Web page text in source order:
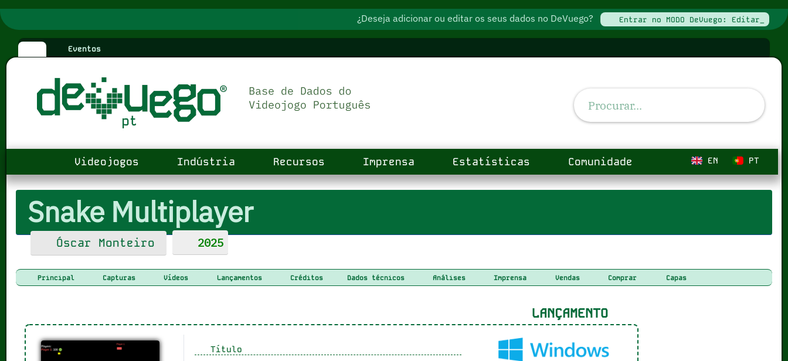
¿Deseja adicionar ou editar os seus dados no DeVuego? Entrar no MODO DeVuego: Editar_
Eventos
Videojogos Indústria Recursos Imprensa Estatísticas Comunidade PT
EN
Snake Multiplayer
Óscar Monteiro 2025
Principal Capturas Vídeos Lançamentos Créditos Dados técnicos Análises Imprensa Vendas Comprar Capas
LANÇAMENTO
Título